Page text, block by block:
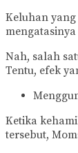
Keluhan
Nah, salah
Tentu, efek
Ketika
tersebut,